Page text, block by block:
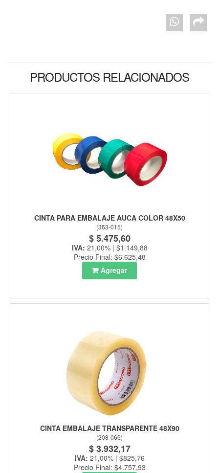
PRODUCTOS RELACIONADOS
CINTA PARA EMBALAJE AUCA COLOR 48X50
(363-015)
$ 5.475,60
IVA: 21,00% | $1.149,88
Precio Final: $6.625,48
Agregar
CINTA EMBALAJE TRANSPARENTE 48X90
(208-066)
$ 3.932,17
IVA: 21,00% | $825,76
Precio Final: $4.757,93